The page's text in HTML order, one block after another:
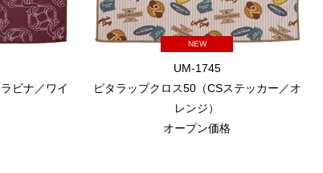
ビナ／ワイ
NEW
UM-1745
ピタラップクロス50（CSステッカー／オ
レンジ）
オープン価格